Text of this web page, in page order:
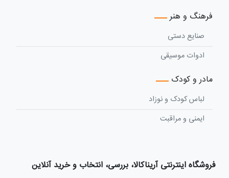
فروشگاه اینترنتی آریناکالا، بررسی، انتخاب و خرید آنلاین
فرهنگ و هنر
صنایع دستی
ادوات موسیقی
مادر و کودک
لباس کودک و نوزاد
ایمنی و مراقبت